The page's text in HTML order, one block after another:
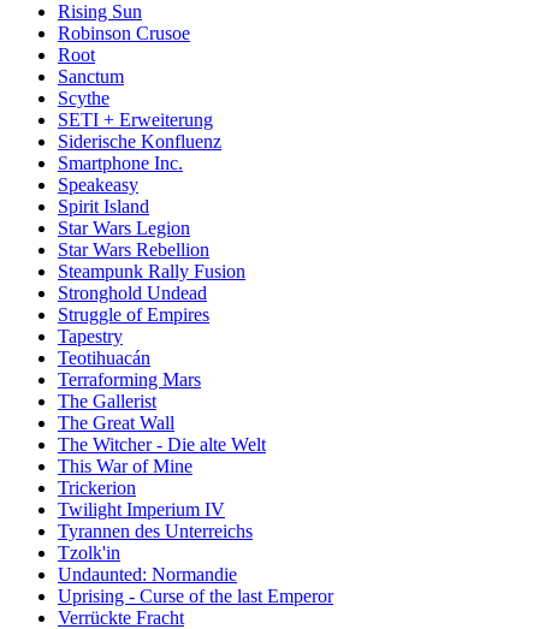
Rising Sun
Robinson Crusoe
Root
Sanctum
Scythe
SETI + Erweiterung
Siderische Konfluenz
Smartphone Inc.
Speakeasy
Spirit Island
Star Wars Legion
Star Wars Rebellion
Steampunk Rally Fusion
Stronghold Undead
Struggle of Empires
Tapestry
Teotihuacán
Terraforming Mars
The Gallerist
The Great Wall
The Witcher - Die alte Welt
This War of Mine
Trickerion
Twilight Imperium IV
Tyrannen des Unterreichs
Tzolk'in
Undaunted: Normandie
Uprising - Curse of the last Emperor
Verrückte Fracht